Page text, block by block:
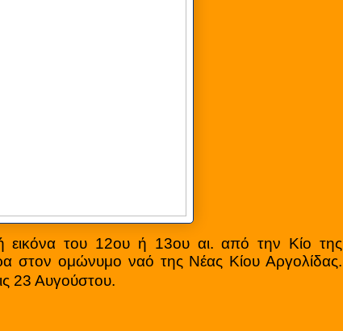
εικόνα του 12ου ή 13ου αι. από την Κίο της
στον ομώνυμο ναό της Νέας Κίου Αργολίδας.
23 Αυγούστου.